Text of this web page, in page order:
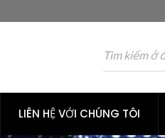
LIÊN HỆ VỚI CHÚNG TÔI